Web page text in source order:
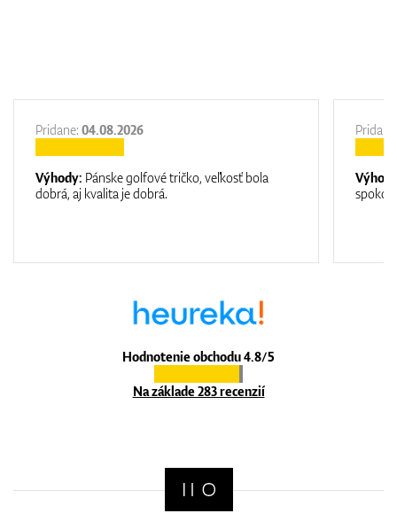
Hodnotenie obchodu 4.8/5
Na základe 283 recenzií
Pridane: 04.08.2026
Výhody: Pánske golfové tričko, veľkosť bola
dobrá, aj kvalita je dobrá.